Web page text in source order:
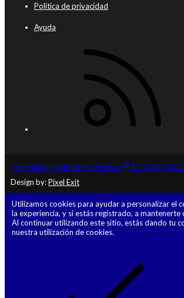
Política de privacidad
Ayuda
Community platform by XenForo® © 2010-2025
Design by:Pixel Exit
Utilizamos cookies para ayudar a personalizar el
la experiencia, y si estás registrado, a mantenerte
Al continuar utilizando este sitio, estás dando tu
nuestra utilización de cookies.